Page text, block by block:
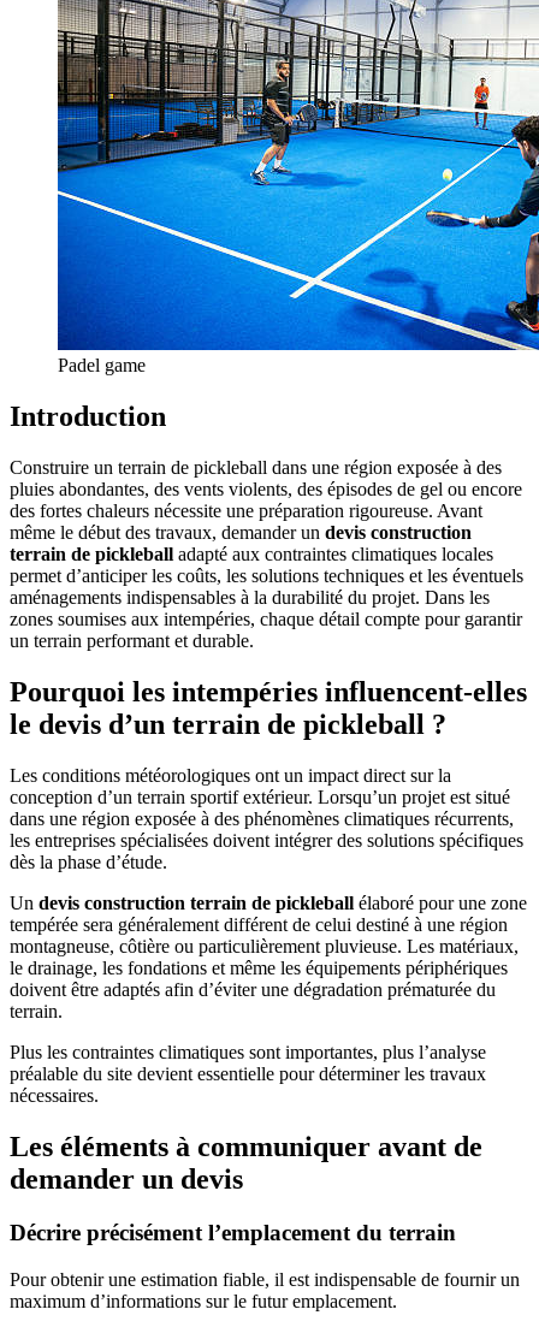
Padel game
Introduction
Construire un terrain de pickleball dans une région exposée à des
pluies abondantes, des vents violents, des épisodes de gel ou encore
des fortes chaleurs nécessite une préparation rigoureuse. Avant
même le début des travaux, demander un devis construction
terrain de pickleball adapté aux contraintes climatiques locales
permet d’anticiper les coûts, les solutions techniques et les éventuels
aménagements indispensables à la durabilité du projet. Dans les
zones soumises aux intempéries, chaque détail compte pour garantir
un terrain performant et durable.
Pourquoi les intempéries influencent-elles
le devis d’un terrain de pickleball ?
Les conditions météorologiques ont un impact direct sur la
conception d’un terrain sportif extérieur. Lorsqu’un projet est situé
dans une région exposée à des phénomènes climatiques récurrents,
les entreprises spécialisées doivent intégrer des solutions spécifiques
dès la phase d’étude.
Un devis construction terrain de pickleball élaboré pour une zone
tempérée sera généralement différent de celui destiné à une région
montagneuse, côtière ou particulièrement pluvieuse. Les matériaux,
le drainage, les fondations et même les équipements périphériques
doivent être adaptés afin d’éviter une dégradation prématurée du
terrain.
Plus les contraintes climatiques sont importantes, plus l’analyse
préalable du site devient essentielle pour déterminer les travaux
nécessaires.
Les éléments à communiquer avant de
demander un devis
Décrire précisément l’emplacement du terrain
Pour obtenir une estimation fiable, il est indispensable de fournir un
maximum d’informations sur le futur emplacement.